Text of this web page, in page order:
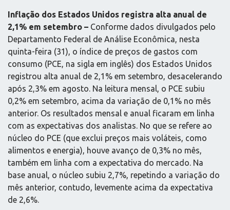
Inflação dos Estados Unidos registra alta anual de
2,1% em setembro – Conforme dados divulgados pelo
Departamento Federal de Análise Econômica, nesta
quinta-feira (31), o índice de preços de gastos com
consumo (PCE, na sigla em inglês) dos Estados Unidos
registrou alta anual de 2,1% em setembro, desacelerando
após 2,3% em agosto. Na leitura mensal, o PCE subiu
0,2% em setembro, acima da variação de 0,1% no mês
anterior. Os resultados mensal e anual ficaram em linha
com as expectativas dos analistas. No que se refere ao
núcleo do PCE (que exclui preços mais voláteis, como
alimentos e energia), houve avanço de 0,3% no mês,
também em linha com a expectativa do mercado. Na
base anual, o núcleo subiu 2,7%, repetindo a variação do
mês anterior, contudo, levemente acima da expectativa
de 2,6%.